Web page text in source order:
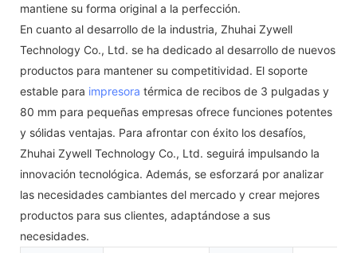
mantiene su forma original a la perfección.
En cuanto al desarrollo de la industria, Zhuhai Zywell
Technology Co., Ltd. se ha dedicado al desarrollo de nuevos
productos para mantener su competitividad. El soporte
estable para impresora térmica de recibos de 3 pulgadas y
80 mm para pequeñas empresas ofrece funciones potentes
y sólidas ventajas. Para afrontar con éxito los desafíos,
Zhuhai Zywell Technology Co., Ltd. seguirá impulsando la
innovación tecnológica. Además, se esforzará por analizar
las necesidades cambiantes del mercado y crear mejores
productos para sus clientes, adaptándose a sus
necesidades.